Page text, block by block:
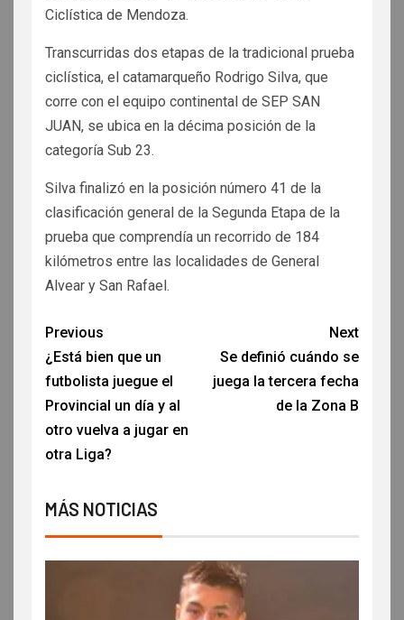
Ciclística de Mendoza.
Transcurridas dos etapas de la tradicional prueba
ciclística, el catamarqueño Rodrigo Silva, que
corre con el equipo continental de SEP SAN
JUAN, se ubica en la décima posición de la
categoría Sub 23.
Silva finalizó en la posición número 41 de la
clasificación general de la Segunda Etapa de la
prueba que comprendía un recorrido de 184
kilómetros entre las localidades de General
Alvear y San Rafael.
Previous
¿Está bien que un
futbolista juegue el
Provincial un día y al
otro vuelva a jugar en
otra Liga?
Next
Se definió cuándo se
juega la tercera fecha
de la Zona B
MÁS NOTICIAS